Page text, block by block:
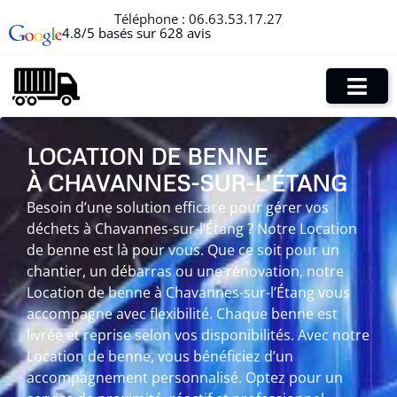
Téléphone : 06.63.53.17.27
4.8/5 basés sur 628 avis
LOCATION DE BENNE
À CHAVANNES-SUR-L’ÉTANG
Besoin d’une solution efficace pour gérer vos
déchets à Chavannes-sur-l’Étang ? Notre Location
de benne est là pour vous. Que ce soit pour un
chantier, un débarras ou une rénovation, notre
Location de benne à Chavannes-sur-l’Étang vous
accompagne avec flexibilité. Chaque benne est
livrée et reprise selon vos disponibilités. Avec notre
Location de benne, vous bénéficiez d’un
accompagnement personnalisé. Optez pour un